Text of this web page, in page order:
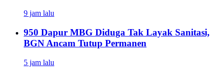
9 jam lalu
950 Dapur MBG Diduga Tak Layak Sanitasi,
BGN Ancam Tutup Permanen
5 jam lalu